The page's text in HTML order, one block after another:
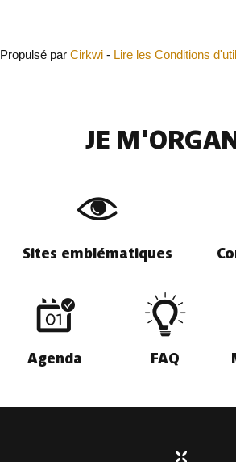
Propulsé par Cirkwi - Lire les Conditions
JE
Sites emblématiques
Agenda FAQ